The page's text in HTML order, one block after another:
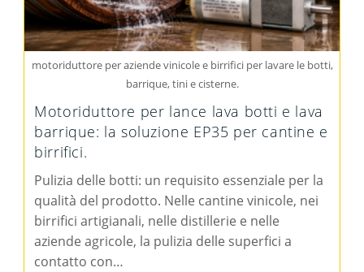
motoriduttore per aziende vinicole e birrifici per lavare le botti,
barrique, tini e cisterne.
Motoriduttore per lance lava botti e lava
barrique: la soluzione EP35 per cantine e
birrifici.
Pulizia delle botti: un requisito essenziale per la
qualità del prodotto. Nelle cantine vinicole, nei
birrifici artigianali, nelle distillerie e nelle
aziende agricole, la pulizia delle superfici a
contatto con…